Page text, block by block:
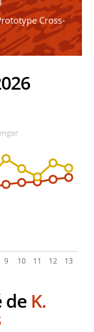
Cross-
de K.